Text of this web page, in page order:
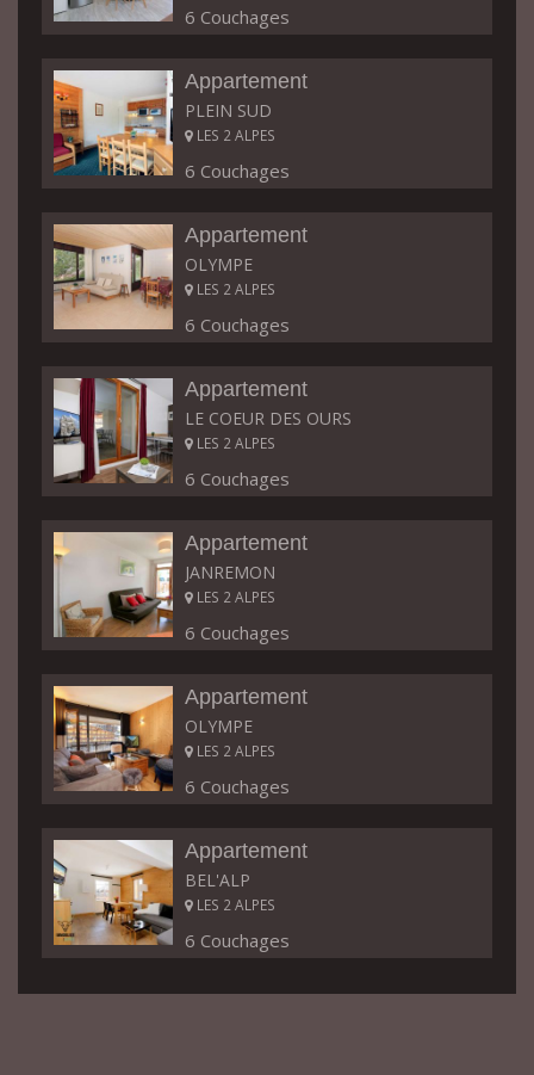
6 Couchages
Appartement
PLEIN SUD
LES 2 ALPES
6 Couchages
Appartement
OLYMPE
LES 2 ALPES
6 Couchages
Appartement
LE COEUR DES OURS
LES 2 ALPES
6 Couchages
Appartement
JANREMON
LES 2 ALPES
6 Couchages
Appartement
OLYMPE
LES 2 ALPES
6 Couchages
Appartement
BEL'ALP
LES 2 ALPES
6 Couchages